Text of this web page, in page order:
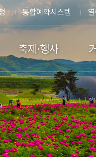
통합예약시스템
축제·행사